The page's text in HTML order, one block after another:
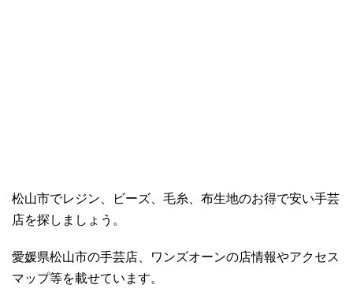
松山市でレジン、ビーズ、毛糸、布生地のお得で安い手芸
店を探しましょう。
愛媛県松山市の手芸店、ワンズオーンの店情報やアクセス
マップ等を載せています。